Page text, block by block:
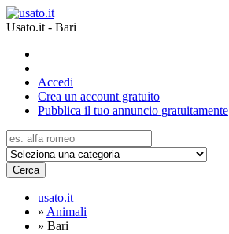
Usato.it - Bari
Accedi
Crea un account gratuito
Pubblica il tuo annuncio gratuitamente
Cerca
usato.it
» Animali
» Bari